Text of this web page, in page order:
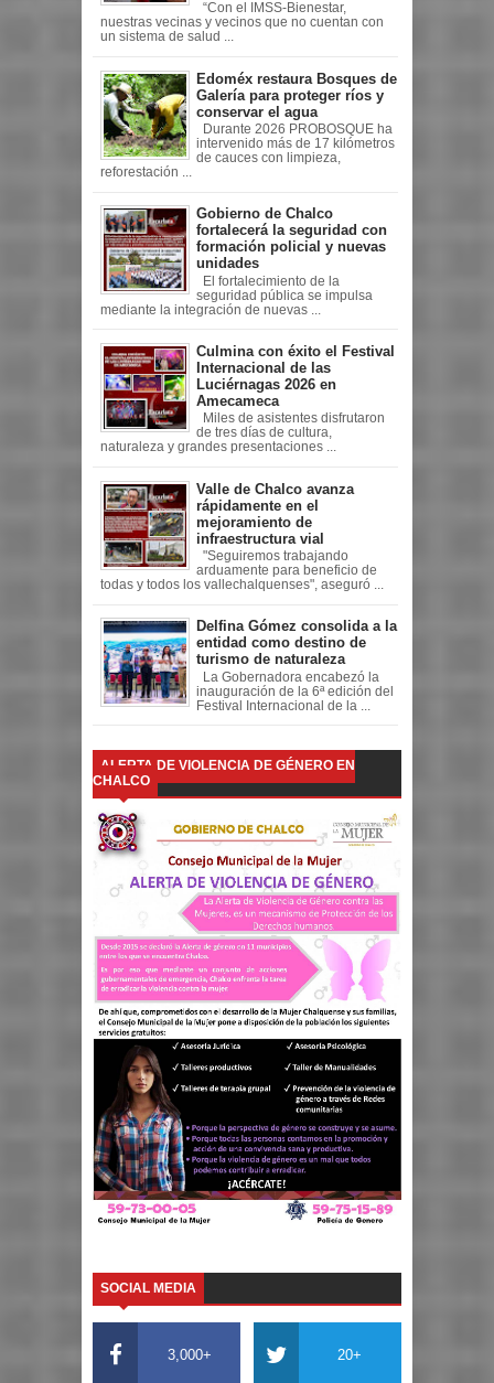
“Con el IMSS-Bienestar,
nuestras vecinas y vecinos que no cuentan con
un sistema de salud ...
Edoméx restaura Bosques de
Galería para proteger ríos y
conservar el agua
Durante 2026 PROBOSQUE ha
intervenido más de 17 kilómetros
de cauces con limpieza,
reforestación ...
Gobierno de Chalco
fortalecerá la seguridad con
formación policial y nuevas
unidades
El fortalecimiento de la
seguridad pública se impulsa
mediante la integración de nuevas ...
Culmina con éxito el Festival
Internacional de las
Luciérnagas 2026 en
Amecameca
Miles de asistentes disfrutaron
de tres días de cultura,
naturaleza y grandes presentaciones ...
Valle de Chalco avanza
rápidamente en el
mejoramiento de
infraestructura vial
"Seguiremos trabajando
arduamente para beneficio de
todas y todos los vallechalquenses", aseguró ...
Delfina Gómez consolida a la
entidad como destino de
turismo de naturaleza
La Gobernadora encabezó la
inauguración de la 6ª edición del
Festival Internacional de la ...
ALERTA DE VIOLENCIA DE GÉNERO EN
CHALCO
SOCIAL MEDIA
3,000+ 20+